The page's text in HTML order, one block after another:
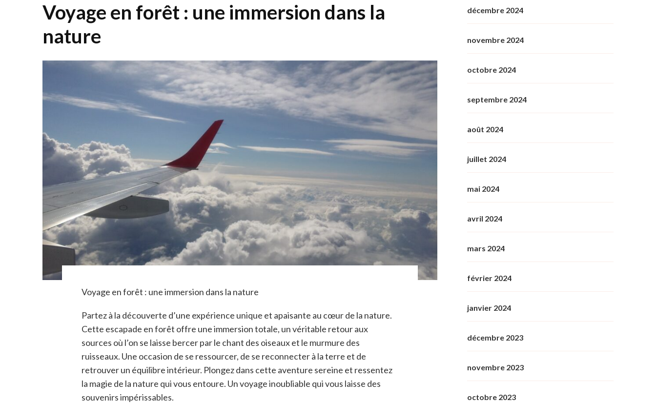
Voyage en forêt : une immersion dans la
nature
Voyage en forêt : une immersion dans la nature
Partez à la découverte d’une expérience unique et apaisante au cœur de la nature.
Cette escapade en forêt offre une immersion totale, un véritable retour aux
sources où l’on se laisse bercer par le chant des oiseaux et le murmure des
ruisseaux. Une occasion de se ressourcer, de se reconnecter à la terre et de
retrouver un équilibre intérieur. Plongez dans cette aventure sereine et ressentez
la magie de la nature qui vous entoure. Un voyage inoubliable qui vous laisse des
souvenirs impérissables.
décembre 2024
novembre 2024
octobre 2024
septembre 2024
août 2024
juillet 2024
mai 2024
avril 2024
mars 2024
février 2024
janvier 2024
décembre 2023
novembre 2023
octobre 2023